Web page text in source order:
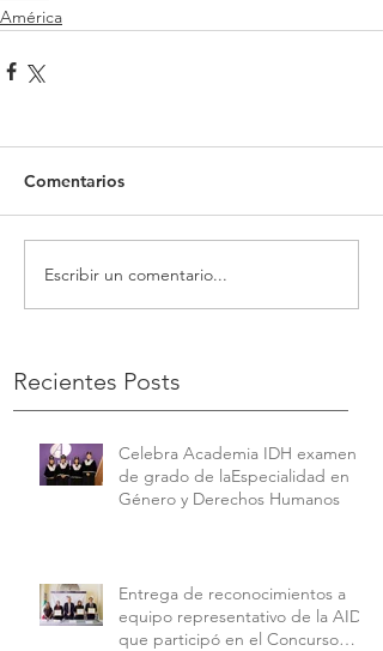
América
Comentarios
Escribir un comentario...
Recientes Posts
Celebra Academia IDH examen
de grado de laEspecialidad en
Género y Derechos Humanos
Entrega de reconocimientos a
equipo representativo de la AIDH
que participó en el Concurso